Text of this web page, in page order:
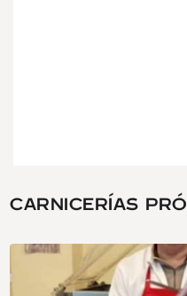
CARNICERÍAS